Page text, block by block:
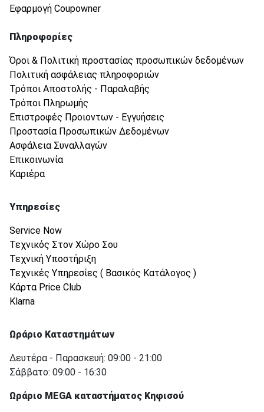
Εφαρμογή Coupowner
Πληροφορίες
Όροι & Πολιτική προστασίας προσωπικών δεδομένων
Πολιτική ασφάλειας πληροφοριών
Τρόποι Αποστολής - Παραλαβής
Τρόποι Πληρωμής
Επιστροφές Προιοντων - Εγγυήσεις
Προστασία Προσωπικών Δεδομένων
Ασφάλεια Συναλλαγών
Επικοινωνία
Καριέρα
Υπηρεσίες
Service Now
Τεχνικός Στον Χώρο Σου
Τεχνική Υποστήριξη
Τεχνικές Υπηρεσίες ( Βασικός Κατάλογος )
Κάρτα Price Club
Klarna
Ωράριο Καταστημάτων
Δευτέρα - Παρασκευή: 09:00 - 21:00
Σάββατο: 09:00 - 16:30
Ωράριο MEGA καταστήματος Κηφισού